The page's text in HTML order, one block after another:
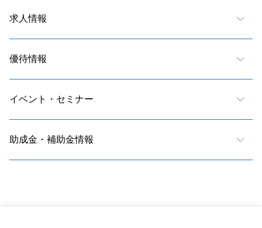
求人情報
優待情報
イベント・セミナー
助成金・補助金情報